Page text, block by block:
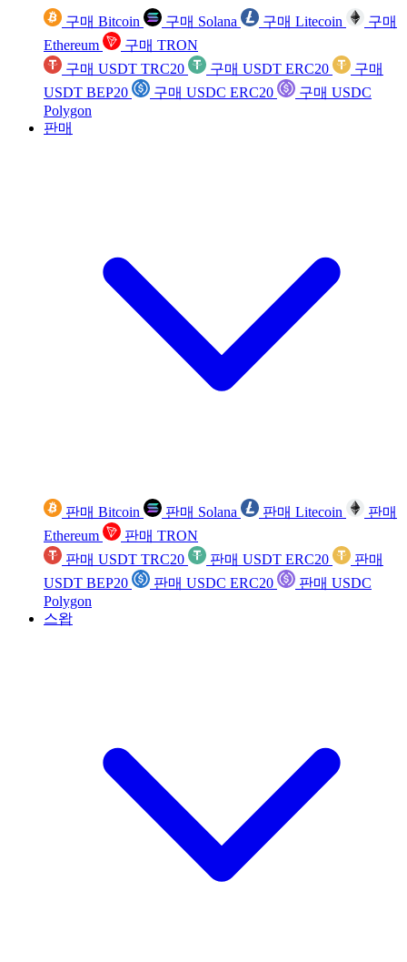
구매 Bitcoin 구매 Solana 구매 Litecoin
구매
Ethereum
구매 TRON
구매 USDT TRC20
구매 USDT ERC20
구매
USDT BEP20
구매 USDC ERC20
구매 USDC
Polygon
판매
판매 Bitcoin 판매 Solana 판매 Litecoin
판매
Ethereum
판매 TRON
판매 USDT TRC20
판매 USDT ERC20
판매
USDT BEP20
판매 USDC ERC20
판매 USDC
Polygon
스왑